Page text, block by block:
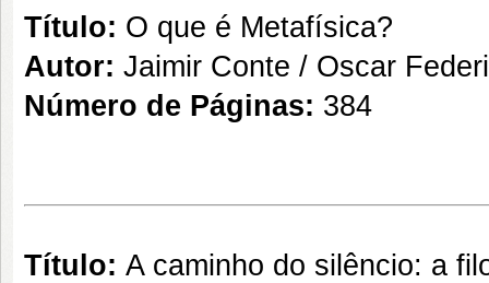
Título: O que é Metafísica?
Autor: Jaimir Conte / Oscar
Número de Páginas: 384
Título: A caminho do silêncio: a